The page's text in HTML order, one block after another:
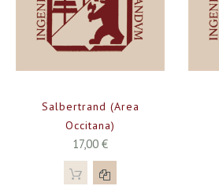
Salbertrand (Area
Occitana)
17,00 €